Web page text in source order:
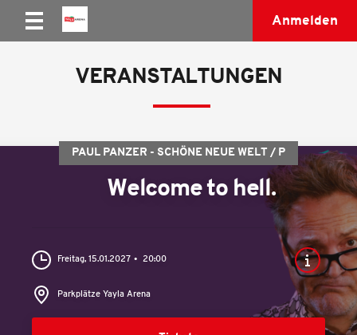
Anmelden
VERANSTALTUNGEN
PAUL PANZER - SCHÖNE NEUE WELT / P
Welcome to hell.
Freitag, 15.01.2027 20:00
Parkplätze Yayla Arena